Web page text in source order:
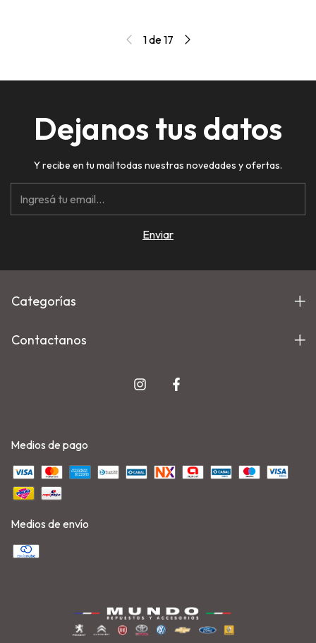
1de17
Dejanos tus datos
Y recibe en tu mail todas nuestras novedades y ofertas.
Categorías
Contactanos
Medios de pago
Medios de envío